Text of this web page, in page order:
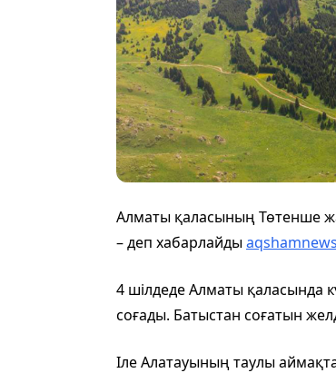
Алматы қаласының Төтенше
– деп хабарлайды
4 шілдеде Алматы қаласында
соғады. Батыстан соғатын
Іле Алатауының таулы